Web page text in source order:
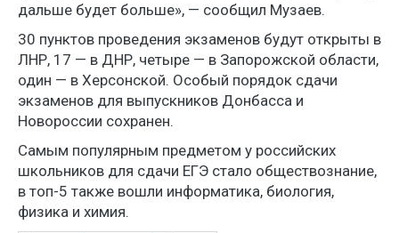
дальше будет больше», — сообщил Музаев.
30 пунктов проведения экзаменов будут открыты в
ЛНР, 17 — в ДНР, четыре — в Запорожской области,
один — в Херсонской. Особый порядок сдачи
экзаменов для выпускников Донбасса и
Новороссии сохранен.
Самым популярным предметом у российских
школьников для сдачи ЕГЭ стало обществознание,
в топ-5 также вошли информатика, биология,
физика и химия.